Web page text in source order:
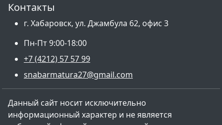
Контакты
г. Хабаровск, ул. Джамбула 62, офис 3
Пн-Пт 9:00-18:00
+7 (4212) 57 57 99
snabarmatura27@gmail.com
Данный сайт носит исключительно
информационный характер и не является